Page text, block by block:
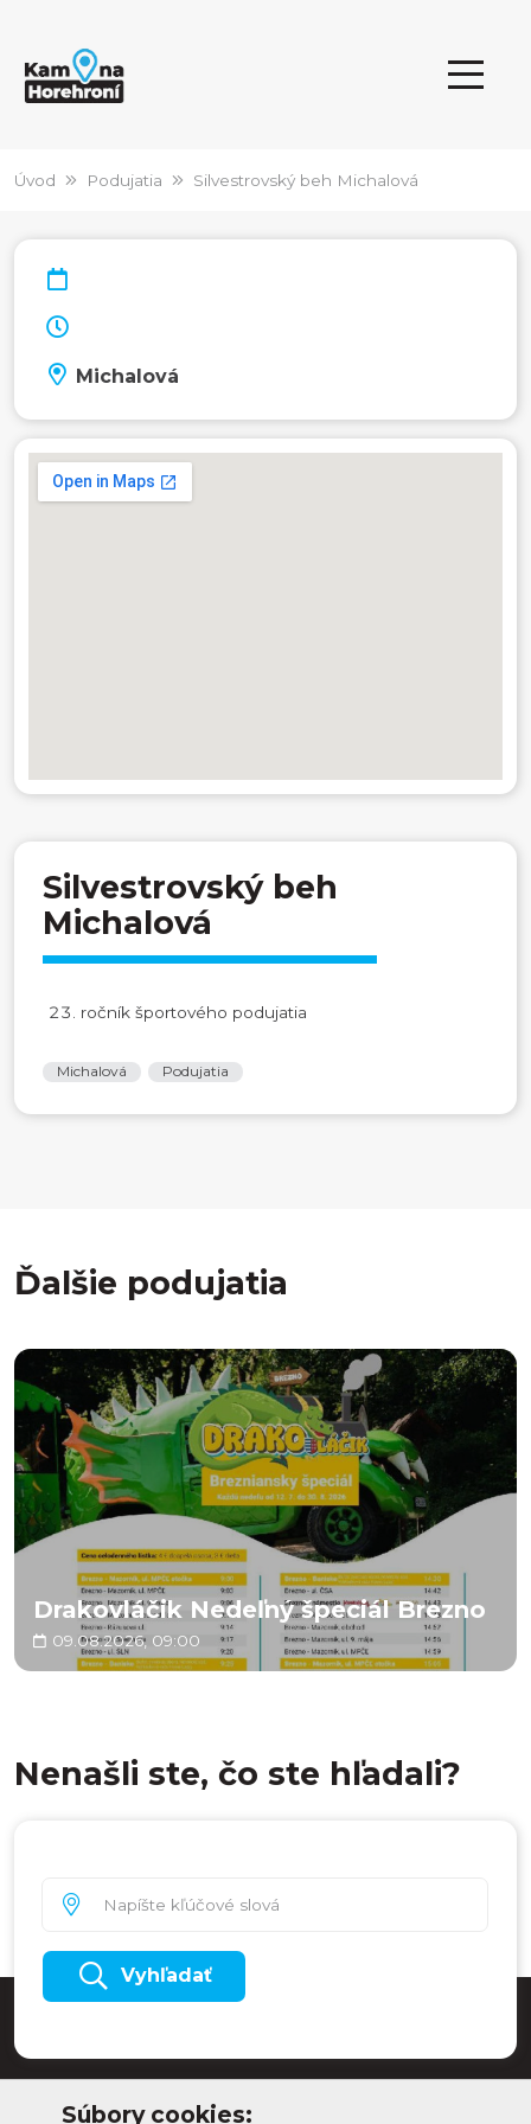
Úvod Podujatia Silvestrovský beh Michalová
Michalová
Silvestrovský beh
Michalová
ročník športového podujatia
Michalová Podujatia
Ďalšie podujatia
Drakovláčik Nedeľný špeciál Brezno
09.08.2026, 09:00
Nenašli ste, čo ste hľadali?
Vyhľadať
Súbory cookies: